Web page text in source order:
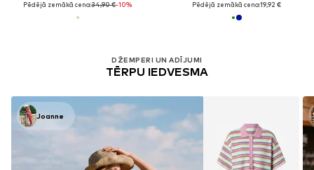
Pēdējā zemākā cena:34,90 €-10%
Pēdējā zemākā cena:19,92 €
8676
DŽEMPERI UN ADĪJUMI
TĒRPU IEDVESMA
Joanne